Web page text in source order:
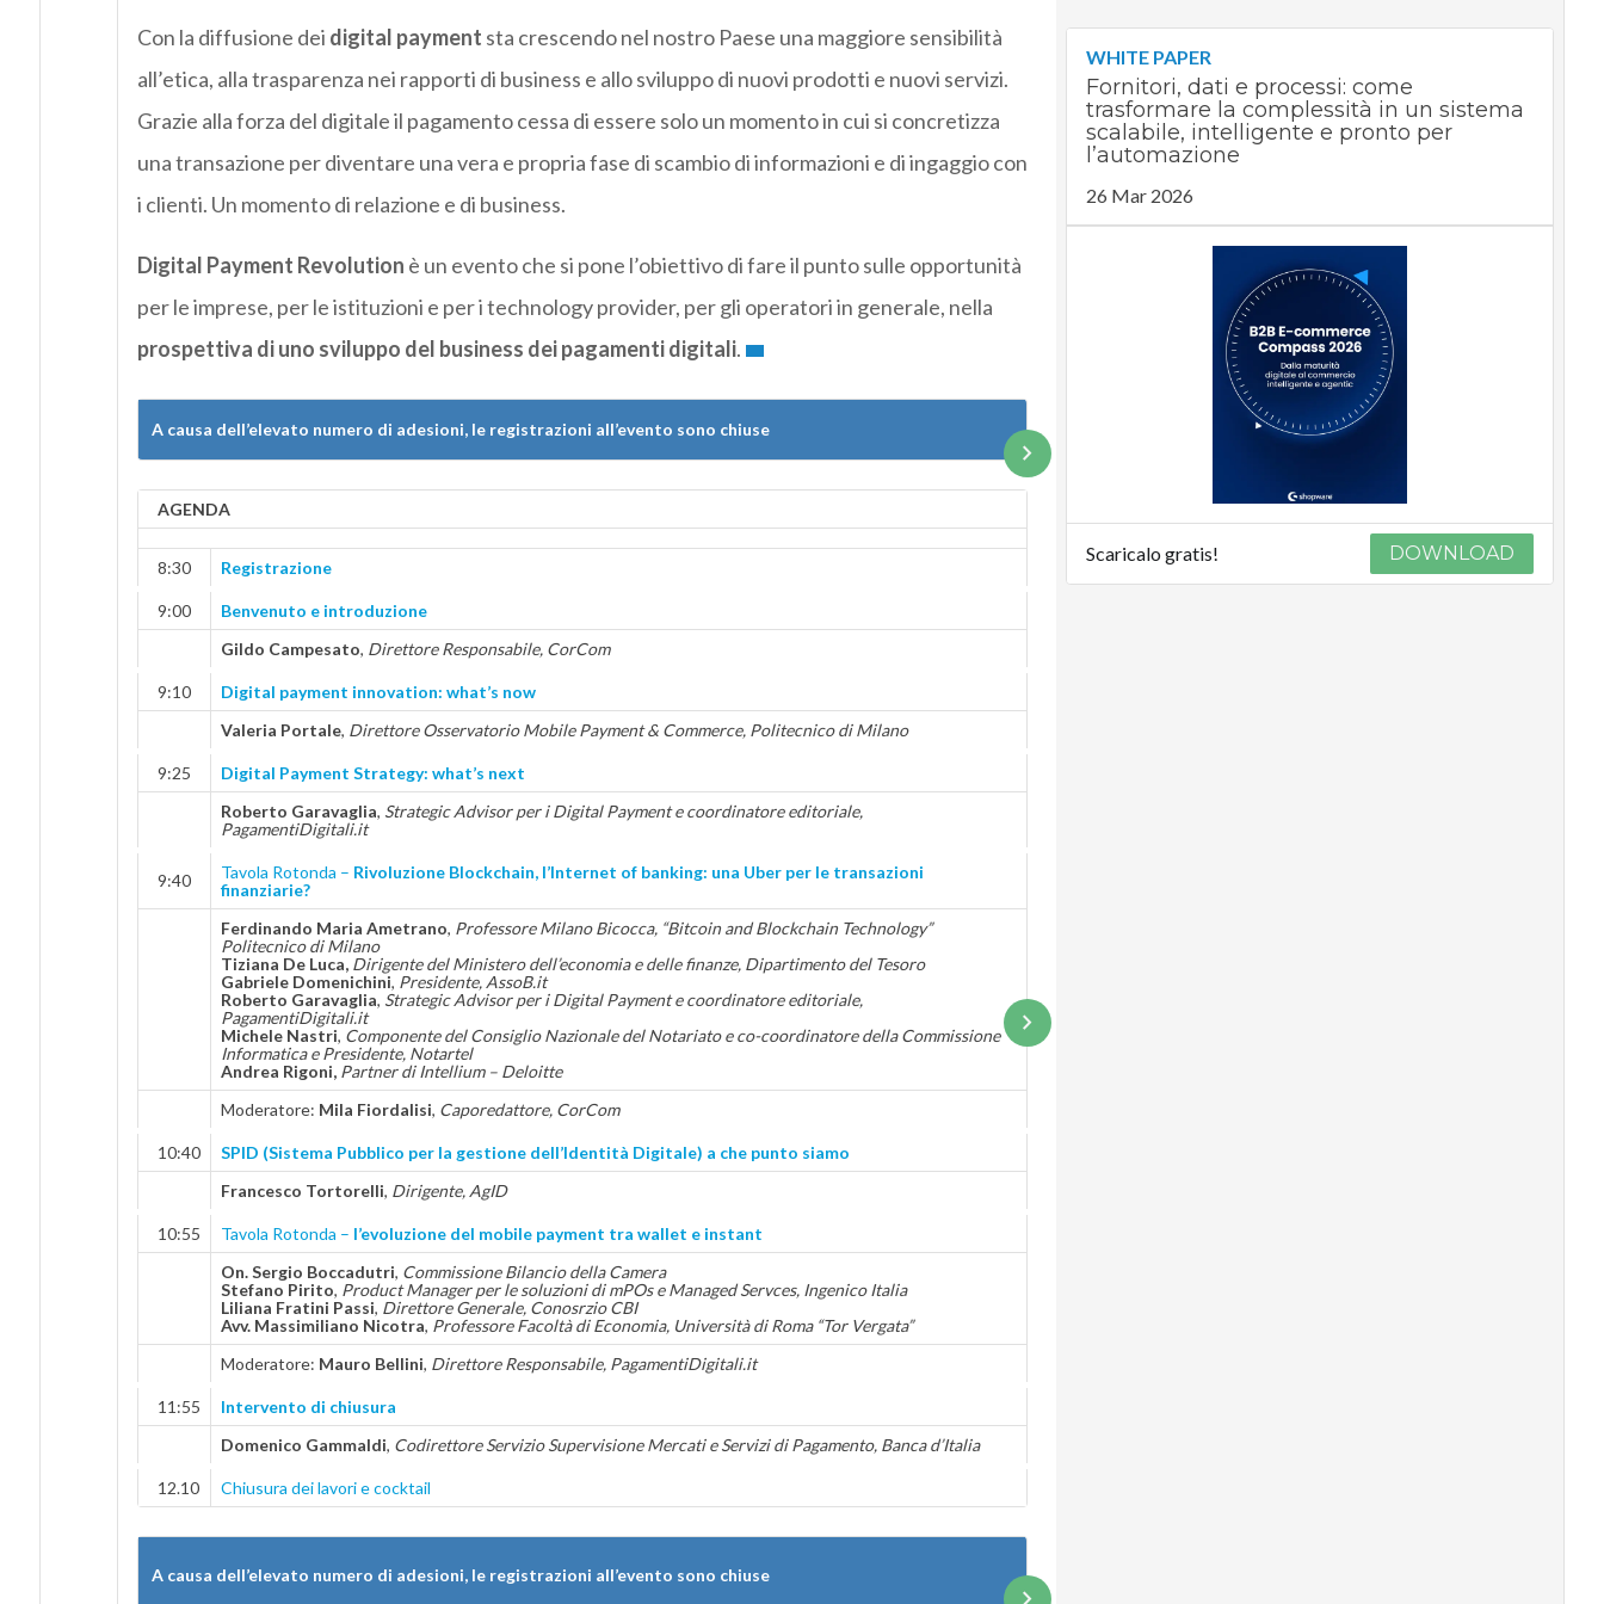
Con la diffusione dei digital payment sta crescendo nel nostro Paese una maggiore sensibilità
all’etica, alla trasparenza nei rapporti di business e allo sviluppo di nuovi prodotti e nuovi servizi.
Grazie alla forza del digitale il pagamento cessa di essere solo un momento in cui si concretizza
una transazione per diventare una vera e propria fase di scambio di informazioni e di ingaggio con
i clienti. Un momento di relazione e di business.
Digital Payment Revolution è un evento che si pone l’obiettivo di fare il punto sulle opportunità
per le imprese, per le istituzioni e per i technology provider, per gli operatori in generale, nella
prospettiva di uno sviluppo del business dei pagamenti digitali.
A causa dell’elevato numero di adesioni, le registrazioni all’evento sono chiuse
AGENDA
8:30 Registrazione
9:00
Benvenuto e introduzione
Gildo Campesato, Direttore Responsabile, CorCom
9:10
Digital payment innovation: what’s now
Valeria Portale, Direttore Osservatorio Mobile Payment & Commerce, Politecnico di Milano
9:25
Digital Payment Strategy: what’s next
Roberto Garavaglia, Strategic Advisor per i Digital Payment e coordinatore editoriale,
PagamentiDigitali.it
9:40 Tavola Rotonda – Rivoluzione Blockchain, l’Internet of banking: una Uber per le transazioni
finanziarie?
Ferdinando Maria Ametrano, Professore Milano Bicocca, “Bitcoin and Blockchain Technology”
Politecnico di Milano
Tiziana De Luca, Dirigente del Ministero dell’economia e delle finanze, Dipartimento del Tesoro
Gabriele Domenichini, Presidente, AssoB.it
Roberto Garavaglia, Strategic Advisor per i Digital Payment e coordinatore editoriale,
PagamentiDigitali.it
Michele Nastri, Componente del Consiglio Nazionale del Notariato e co-coordinatore della Commissione
Informatica e Presidente, Notartel
Andrea Rigoni, Partner di Intellium – Deloitte
Moderatore: Mila Fiordalisi, Caporedattore, CorCom
10:40
SPID (Sistema Pubblico per la gestione dell’Identità Digitale) a che punto siamo
Francesco Tortorelli, Dirigente, AgID
10:55 Tavola Rotonda – l’evoluzione del mobile payment tra wallet e instant
On. Sergio Boccadutri, Commissione Bilancio della Camera
Stefano Pirito, Product Manager per le soluzioni di mPOs e Managed Servces, Ingenico Italia
Liliana Fratini Passi, Direttore Generale, Conosrzio CBI
Avv. Massimiliano Nicotra, Professore Facoltà di Economia, Università di Roma “Tor Vergata”
Moderatore: Mauro Bellini, Direttore Responsabile, PagamentiDigitali.it
11:55
Intervento di chiusura
Domenico Gammaldi, Codirettore Servizio Supervisione Mercati e Servizi di Pagamento, Banca d’Italia
12.10 Chiusura dei lavori e cocktail
A causa dell’elevato numero di adesioni, le registrazioni all’evento sono chiuse
WHITE PAPER
Fornitori, dati e processi: come
trasformare la complessità in un sistema
scalabile, intelligente e pronto per
l’automazione
26 Mar 2026
Scaricalo gratis! DOWNLOAD